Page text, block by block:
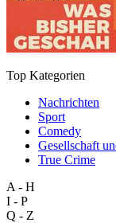
Top Kategorien
Nachrichten
Sport
Comedy
Gesellschaft
True Crime
A - H
I - P
Q - Z